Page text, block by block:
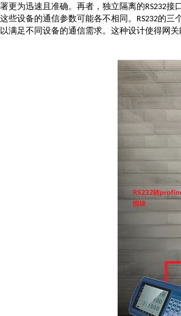
署更为迅速且准确。再者，独立隔离的RS232接
这些设备的通信参数可能各不相同。 RS232的三
以满足不同设备的通信需求。这种设计使得网